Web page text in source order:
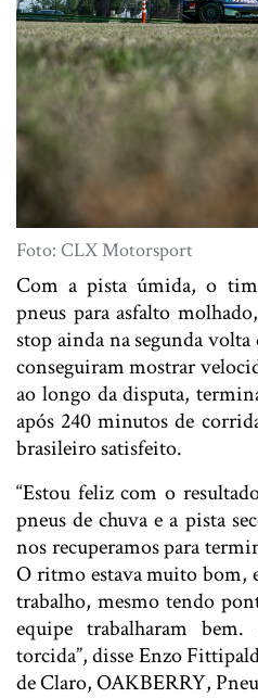
Foto: CLX Motorsport
Com a pista úmida, o
pneus para asfalto
stop ainda na segunda
conseguiram mostrar
ao longo da disputa,
após 240 minutos de
brasileiro satisfeito.
“Estou feliz com o
pneus de chuva e a pista
nos recuperamos para
O ritmo estava muito bom,
trabalho, mesmo tendo
equipe trabalharam
torcida”, disse Enzo
de Claro, OAKBERRY,